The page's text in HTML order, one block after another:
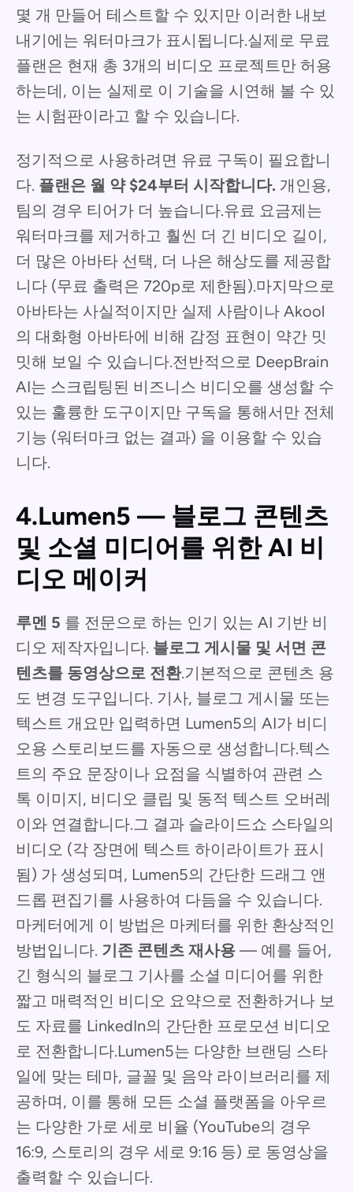
몇 개 만들어 테스트할 수 있지만 이러한 내보
내기에는 워터마크가 표시됩니다.실제로 무료
플랜은 현재 총 3개의 비디오 프로젝트만 허용
하는데, 이는 실제로 이 기술을 시연해 볼 수 있
는 시험판이라고 할 수 있습니다.
정기적으로 사용하려면 유료 구독이 필요합니
다. 플랜은 월 약 $24부터 시작합니다. 개인용,
팀의 경우 티어가 더 높습니다.유료 요금제는
워터마크를 제거하고 훨씬 더 긴 비디오 길이,
더 많은 아바타 선택, 더 나은 해상도를 제공합
니다 (무료 출력은 720p로 제한됨).마지막으로
아바타는 사실적이지만 실제 사람이나 Akool
의 대화형 아바타에 비해 감정 표현이 약간 밋
밋해 보일 수 있습니다.전반적으로 DeepBrain
AI는 스크립팅된 비즈니스 비디오를 생성할 수
있는 훌륭한 도구이지만 구독을 통해서만 전체
기능 (워터마크 없는 결과) 을 이용할 수 있습
니다.
4.Lumen5 — 블로그 콘텐츠
및 소셜 미디어를 위한 AI 비
디오 메이커
루멘 5 를 전문으로 하는 인기 있는 AI 기반 비
디오 제작자입니다. 블로그 게시물 및 서면 콘
텐츠를 동영상으로 전환.기본적으로 콘텐츠 용
도 변경 도구입니다. 기사, 블로그 게시물 또는
텍스트 개요만 입력하면 Lumen5의 AI가 비디
오용 스토리보드를 자동으로 생성합니다.텍스
트의 주요 문장이나 요점을 식별하여 관련 스
톡 이미지, 비디오 클립 및 동적 텍스트 오버레
이와 연결합니다.그 결과 슬라이드쇼 스타일의
비디오 (각 장면에 텍스트 하이라이트가 표시
됨) 가 생성되며, Lumen5의 간단한 드래그 앤
드롭 편집기를 사용하여 다듬을 수 있습니다.
마케터에게 이 방법은 마케터를 위한 환상적인
방법입니다. 기존 콘텐츠 재사용 — 예를 들어,
긴 형식의 블로그 기사를 소셜 미디어를 위한
짧고 매력적인 비디오 요약으로 전환하거나 보
도 자료를 LinkedIn의 간단한 프로모션 비디오
로 전환합니다.Lumen5는 다양한 브랜딩 스타
일에 맞는 테마, 글꼴 및 음악 라이브러리를 제
공하며, 이를 통해 모든 소셜 플랫폼을 아우르
는 다양한 가로 세로 비율 (YouTube의 경우
16:9, 스토리의 경우 세로 9:16 등) 로 동영상을
출력할 수 있습니다.